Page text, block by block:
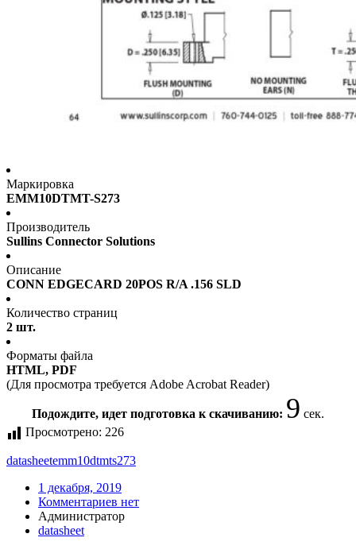
Маркировка
EMM10DTMT-S273
Производитель
Sullins Connector Solutions
Описание
CONN EDGECARD 20POS R/A .156 SLD
Количество страниц
2 шт.
Форматы файла
HTML, PDF
(Для просмотра требуется Adobe Acrobat Reader)
Подождите, идет подготовка к скачиванию: 9 сек.
Просмотрено: 226
datasheetemm10dtmts273
1 декабря, 2019
Комментариев нет
Администратор
datasheet